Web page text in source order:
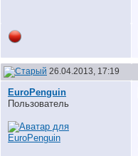
26.04.2013, 17:19
EuroPenguin
Пользователь